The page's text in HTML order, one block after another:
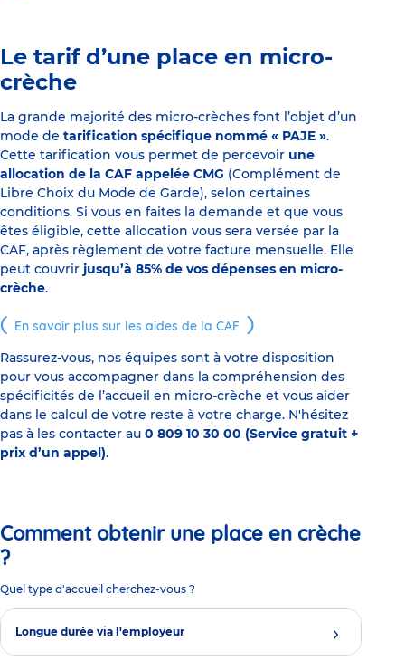
Le tarif d’une place en micro-
crèche
La grande majorité des micro-crèches font l’objet d’un
mode de tarification spécifique nommé « PAJE ».
Cette tarification vous permet de percevoir une
allocation de la CAF appelée CMG (Complément de
Libre Choix du Mode de Garde), selon certaines
conditions. Si vous en faites la demande et que vous
êtes éligible, cette allocation vous sera versée par la
CAF, après règlement de votre facture mensuelle. Elle
peut couvrir jusqu’à 85% de vos dépenses en micro-
crèche.
En savoir plus sur les aides de la CAF
Rassurez-vous, nos équipes sont à votre disposition
pour vous accompagner dans la compréhension des
spécificités de l’accueil en micro-crèche et vous aider
dans le calcul de votre reste à votre charge. N'hésitez
pas à les contacter au 0 809 10 30 00 (Service gratuit +
prix d’un appel).
Comment obtenir une place en crèche
?
Quel type d'accueil cherchez-vous ?
Longue durée via l'employeur